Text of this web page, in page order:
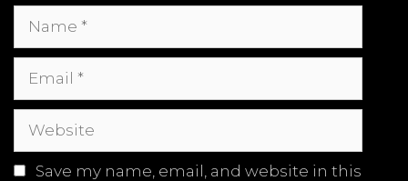
Save my name, email, and website in this